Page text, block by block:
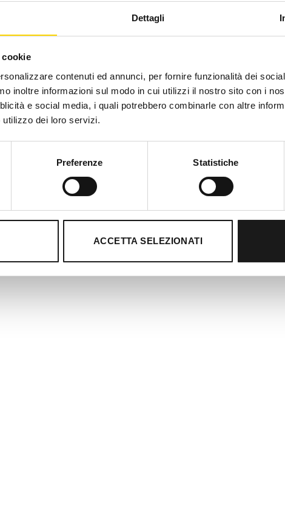
Dettagli
contenuti ed annunci, per fornire funzionalità dei
inoltre informazioni sul modo in cui utilizzi il nostro sito con i
e social media, i quali potrebbero combinarle con altre
dei loro servizi.
Preferenze Statistiche
ACCETTA SELEZIONATI